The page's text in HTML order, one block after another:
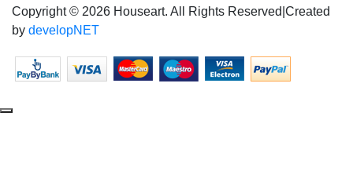
Copyright © 2026 Houseart. All Rights Reserved Created
by developNET